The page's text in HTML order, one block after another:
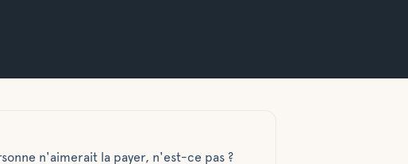
n'aimerait la payer, n'est-ce pas ?